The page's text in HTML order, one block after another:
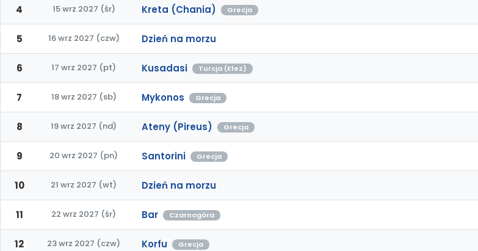
4 15 wrz 2027 (śr) Kreta (Chania) Grecja
5 16 wrz 2027 (czw) Dzień na morzu
6 17 wrz 2027 (pt) Kusadasi Turcja (Efez)
7 18 wrz 2027 (sb) Mykonos Grecja
8 19 wrz 2027 (nd) Ateny (Pireus) Grecja
9 20 wrz 2027 (pn) Santorini Grecja
10 21 wrz 2027 (wt) Dzień na morzu
11 22 wrz 2027 (śr) Bar Czarnogóra
12 23 wrz 2027 (czw) Korfu Grecja